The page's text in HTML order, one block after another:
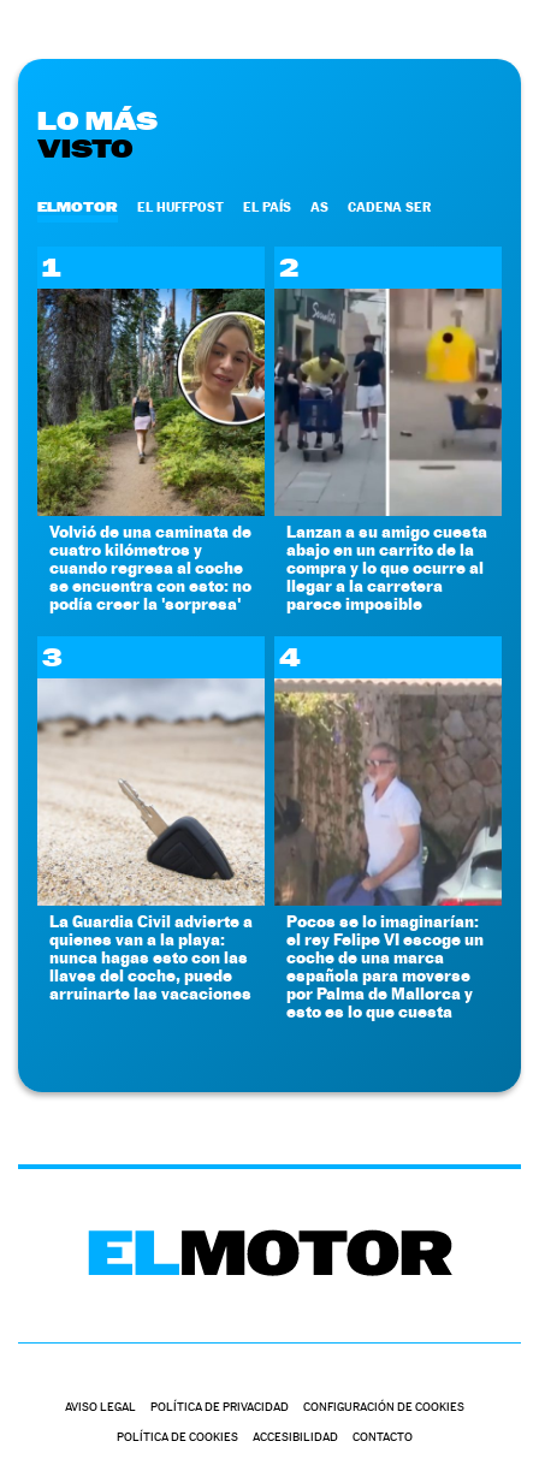
LO MÁS
VISTO
ELMOTOR EL HUFFPOST EL PAÍS AS CADENA SER
1
Volvió de una caminata de
cuatro kilómetros y
cuando regresa al coche
se encuentra con esto: no
podía creer la 'sorpresa'
2
Lanzan a su amigo cuesta
abajo en un carrito de la
compra y lo que ocurre al
llegar a la carretera
parece imposible
3
La Guardia Civil advierte a
quienes van a la playa:
nunca hagas esto con las
llaves del coche, puede
arruinarte las vacaciones
4
Pocos se lo imaginarían:
el rey Felipe VI escoge un
coche de una marca
española para moverse
por Palma de Mallorca y
esto es lo que cuesta
AVISO LEGAL POLÍTICA DE PRIVACIDAD CONFIGURACIÓN DE COOKIES
POLÍTICA DE COOKIES ACCESIBILIDAD CONTACTO